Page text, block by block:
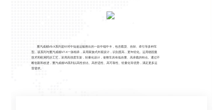
重汽成都V5-X系列是针对中短途运输推出的一款中端中卡，包含载货、自卸、牵引等多种车
型。该系列与重汽成都V7-X一脉相承，采用家族式外观设计，识别度高，更年轻化。运用德国曼
技术和欧洲同步工艺，采用高强度车架，轻量化设计，使整车具有低自重、高承载的特点。通过不
断创新和改进，重汽成都V5系列以高性价比、高舒适性、高可靠性、轻量化等优势，满足更多运
营需求。